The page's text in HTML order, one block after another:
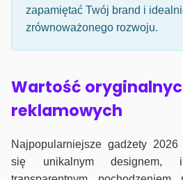
zapamiętać Twój brand i
zrównoważonego rozwoju.
Wartość
reklamowych
Najpopularniejsze gadżety
się unikalnym designem,